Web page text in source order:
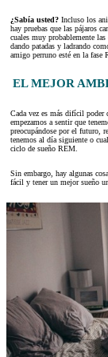
¿Sabía usted? Incluso los
hay pruebas que las pájaros
cuales muy probablemente
dando patadas y ladrando
amigo perruno esté en la fase
EL MEJOR
Cada vez es más difícil poder
empezamos a sentir que
preocupándose por el futuro,
tenemos al día siguiente o
ciclo de sueño REM.
Sin embargo, hay algunas
fácil y tener un mejor sueño